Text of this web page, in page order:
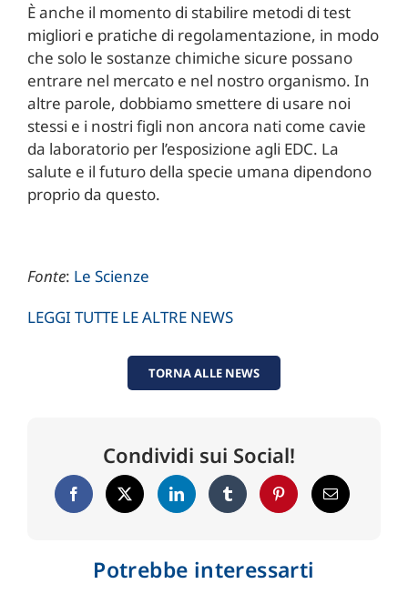
È anche il momento di stabilire metodi di test
migliori e pratiche di regolamentazione, in modo
che solo le sostanze chimiche sicure possano
entrare nel mercato e nel nostro organismo. In
altre parole, dobbiamo smettere di usare noi
stessi e i nostri figli non ancora nati come cavie
da laboratorio per l’esposizione agli EDC. La
salute e il futuro della specie umana dipendono
proprio da questo.
Fonte: Le Scienze
LEGGI TUTTE LE ALTRE NEWS
TORNA ALLE NEWS
Condividi sui Social!
Potrebbe interessarti